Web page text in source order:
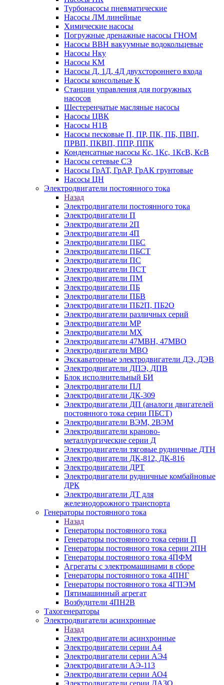
Турбонасосы пневматические
Насосы ЛМ линейные
Химические насосы
Погружные дренажные насосы ГНОМ
Насосы ВВН вакуумные водокольцевые
Насосы Нку
Насосы КМ
Насосы Д, 1Д, 4Д двухстороннего входа
Насосы консольные К
Станции управления для погружных
насосов
Шестеренчатые масляные насосы
Насосы ЦВК
Насосы Н1В
Насосы песковые П, ПР, ПК, ПБ, ПВП,
ПРВП, ПКВП, ППР, ППК
Конденсатные насосы Кс, 1Кс, 1КсВ, КсВ
Насосы сетевые СЭ
Насосы ГрАТ, ГрАР, ГрАК грунтовые
Насосы ЦН
Электродвигатели постоянного тока
Назад
Электродвигатели постоянного тока
Электродвигатели П
Электродвигатели 2П
Электродвигатели 4П
Электродвигатели ПБС
Электродвигатели ПБСТ
Электродвигатели ПС
Электродвигатели ПСТ
Электродвигатели ПМ
Электродвигатели ПБ
Электродвигатели ПБВ
Электродвигатели ПБ2П, ПБ2О
Электродвигатели различных серий
Электродвигатели МР
Электродвигатели MX
Электродвигатели 47MBH, 47МВО
Электродвигатели MBO
Экскаваторные электродвигатели ДЭ, ДЭВ
Электродвигатели ДПЭ, ДПВ
Блок исполнительный БИ
Электродвигатели ПЛ
Электродвигатели ДК-309
Электродвигатели ДП (аналоги двигателей
постоянного тока серии ПБСТ)
Электродвигатели ВЭМ, 2ВЭМ
Электродвигатели краново-
металлургические серии Д
Электродвигатели тяговые рудничные ДТН
Электродвигатели ДК-812, ДК-816
Электродвигатели ДРТ
Электродвигатели рудничные комбайновые
ДРК
Электродвигатели ДТ для
железнодорожного транспорта
Генераторы постоянного тока
Назад
Генераторы постоянного тока
Генераторы постоянного тока серии П
Генераторы постоянного тока серии 2ПН
Генераторы постоянного тока 4ПФМ
Агрегаты с электромашинами в сборе
Генераторы постоянного тока 4ПНГ
Генераторы постоянного тока 4ГПЭМ
Пятимашинный агрегат
Возбудители 4ПН2В
Тахогенераторы
Электродвигатели асинхронные
Назад
Электродвигатели асинхронные
Электродвигатели серии А4
Электродвигатели серии АЭ4
Электродвигатели АЭ-113
Электродвигатели серии АО4
Электродвигатели серии ДАЗО